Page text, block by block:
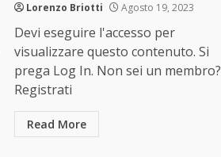
Lorenzo Briotti Agosto 19, 2023
Devi eseguire l'accesso per
visualizzare questo contenuto. Si
prega Log In. Non sei un membro?
Registrati
Read More